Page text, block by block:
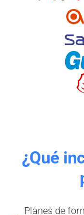
¿Qué
Planes de